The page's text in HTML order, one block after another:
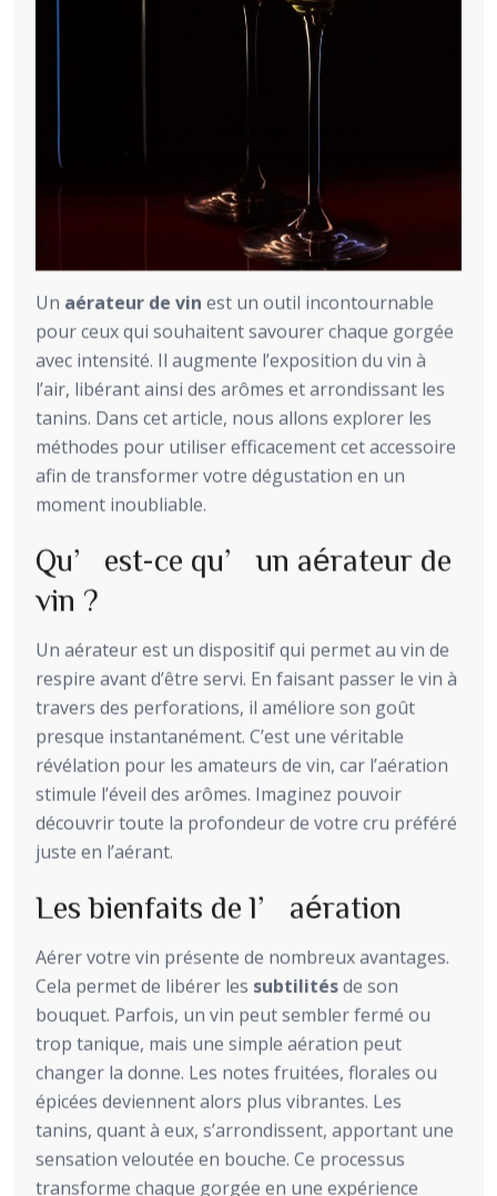
Un aérateur de vin est un outil incontournable
pour ceux qui souhaitent savourer chaque gorgée
avec intensité. Il augmente l’exposition du vin à
l’air, libérant ainsi des arômes et arrondissant les
tanins. Dans cet article, nous allons explorer les
méthodes pour utiliser efficacement cet accessoire
afin de transformer votre dégustation en un
moment inoubliable.
Qu’est-ce qu’un aérateur de
vin ?
Un aérateur est un dispositif qui permet au vin de
respire avant d’être servi. En faisant passer le vin à
travers des perforations, il améliore son goût
presque instantanément. C’est une véritable
révélation pour les amateurs de vin, car l’aération
stimule l’éveil des arômes. Imaginez pouvoir
découvrir toute la profondeur de votre cru préféré
juste en l’aérant.
Les bienfaits de l’aération
Aérer votre vin présente de nombreux avantages.
Cela permet de libérer les subtilitésde son
bouquet. Parfois, un vin peut sembler fermé ou
trop tanique, mais une simple aération peut
changer la donne. Les notes fruitées, florales ou
épicées deviennent alors plus vibrantes. Les
tanins, quant à eux, s’arrondissent, apportant une
sensation veloutée en bouche. Ce processus
transforme chaque gorgée en une expérience